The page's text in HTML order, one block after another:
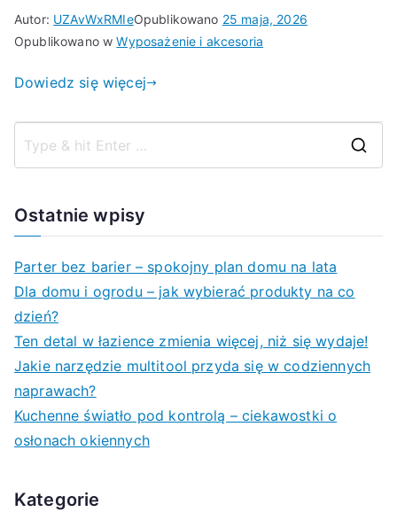
Autor: UZAvWxRMIeOpublikowano 25 maja, 2026
Opublikowano wWyposażenie i akcesoria
Dowiedz się więcej
Ostatnie wpisy
Parter bez barier – spokojny plan domu na lata
Dla domu i ogrodu – jak wybierać produkty na co
dzień?
Ten detal w łazience zmienia więcej, niż się wydaje!
Jakie narzędzie multitool przyda się w codziennych
naprawach?
Kuchenne światło pod kontrolą – ciekawostki o
osłonach okiennych
Kategorie